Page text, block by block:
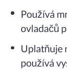
Používá
ovladačů
Uplatňuje
používá